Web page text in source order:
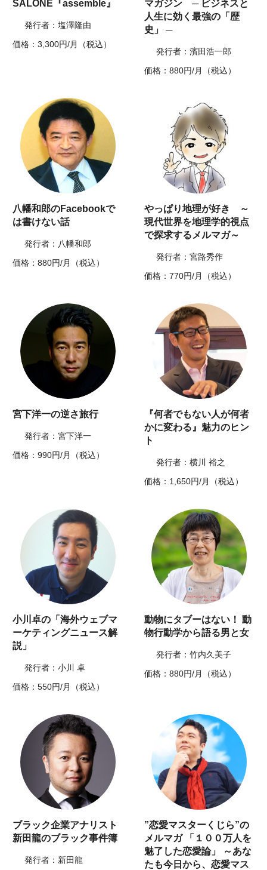
SALONE『assemble』
発行者：塩澤隆由
価格：3,300円/月（税込）
マガジン ─ ビジネスと
人生に効く最強の「歴
史」 ─
発行者：濱田浩一郎
価格：880円/月（税込）
八幡和郎のFacebookで
は書けない話
発行者：八幡和郎
価格：880円/月（税込）
やっぱり地理が好き ～
現代世界を地理学的視点
で探求するメルマガ～
発行者：宮路秀作
価格：770円/月（税込）
宮下洋一の逆さ旅行
発行者：宮下洋一
価格：990円/月（税込）
『何者でもない人が何者
かに変わる』魅力のヒン
ト
発行者：横川 裕之
価格：1,650円/月（税込）
小川卓の「海外ウェブマ
ーケティングニュース解
説」
発行者：小川 卓
価格：550円/月（税込）
動物にタブーはない！ 動
物行動学から語る男と女
発行者：竹内久美子
価格：880円/月（税込）
ブラック企業アナリスト
新田龍のブラック事件簿
発行者：新田龍
”恋愛マスターくじら”の
メルマガ 「１００万人を
魅了した恋愛論」 ～あな
たも今日から、恋愛マス